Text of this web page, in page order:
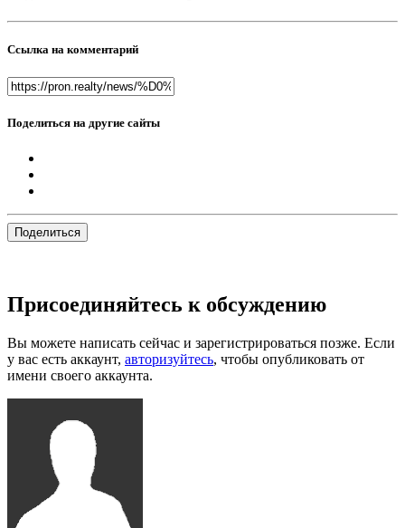
Ссылка на комментарий
Поделиться на другие сайты
Поделиться
Присоединяйтесь к обсуждению
Вы можете написать сейчас и зарегистрироваться позже. Если
у вас есть аккаунт, авторизуйтесь, чтобы опубликовать от
имени своего аккаунта.